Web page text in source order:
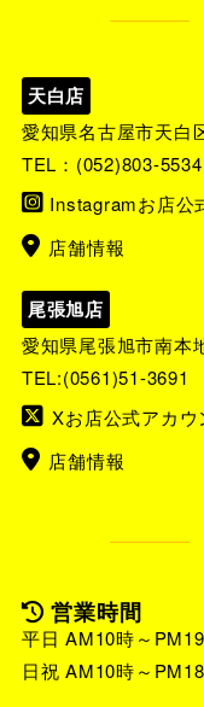
天白店
愛知県名古屋市天白
TEL： (052)803-5534
Instagramお店公
店舗情報
尾張旭店
愛知県尾張旭市南本
TEL:(0561)51-3691
Xお店公式アカウ
店舗情報
営業時間
平日 AM10時～
日祝 AM10時～